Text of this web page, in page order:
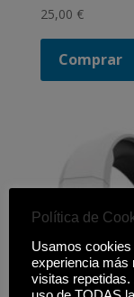
25,00 €
Comprar
Política de
Usamos cookies
experiencia más
visitas repetidas.